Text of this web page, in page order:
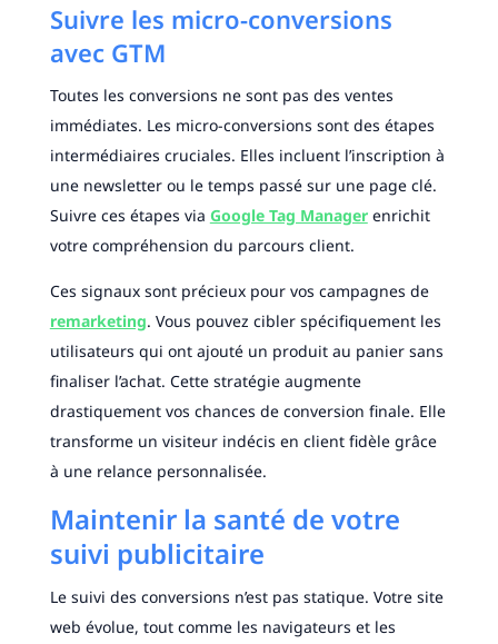
Suivre les micro-conversions
avec GTM
Toutes les conversions ne sont pas des ventes
immédiates. Les micro-conversions sont des étapes
intermédiaires cruciales. Elles incluent l’inscription à
une newsletter ou le temps passé sur une page clé.
Suivre ces étapes via Google Tag Managerenrichit
votre compréhension du parcours client.
Ces signaux sont précieux pour vos campagnes de
remarketing. Vous pouvez cibler spécifiquement les
utilisateurs qui ont ajouté un produit au panier sans
finaliser l’achat. Cette stratégie augmente
drastiquement vos chances de conversion finale. Elle
transforme un visiteur indécis en client fidèle grâce
à une relance personnalisée.
Maintenir la santé de votre
suivi publicitaire
Le suivi des conversions n’est pas statique. Votre site
web évolue, tout comme les navigateurs et les